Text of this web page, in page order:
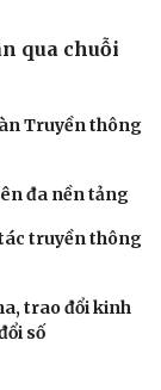
điện bỏng
cơ sở làm
cao tốc: Nghi